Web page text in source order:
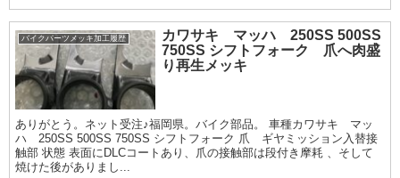
バイクパーツメッキ加工履歴
カワサキ マッハ 250SS 500SS
750SS シフトフォーク 爪へ肉盛
り再生メッキ
ありがとう。ネット受注♪福岡県。バイク部品。 車種カワサキ マッ
ハ 250SS 500SS 750SS シフトフォーク 爪 ギヤミッション入替接
触部 状態 表面にDLCコートあり、爪の接触部は段付き摩耗 、そして
焼けた後がありまし...